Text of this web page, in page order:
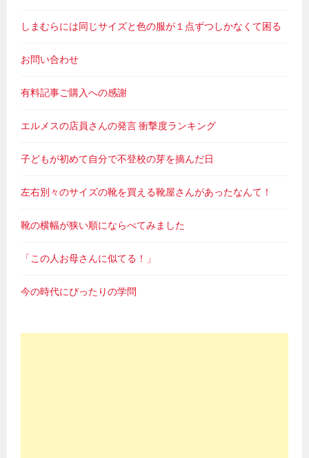
しまむらには同じサイズと色の服が１点ずつしかなくて困る
お問い合わせ
有料記事ご購入への感謝
エルメスの店員さんの発言 衝撃度ランキング
子どもが初めて自分で不登校の芽を摘んだ日
左右別々のサイズの靴を買える靴屋さんがあったなんて！
靴の横幅が狭い順にならべてみました
「この人お母さんに似てる！」
今の時代にぴったりの学問